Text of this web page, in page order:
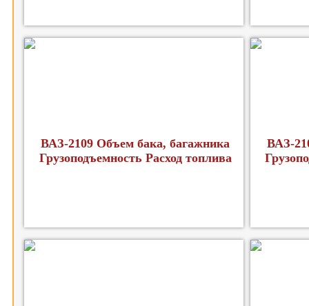
ВАЗ-2109 Объем бака, багажника
Грузоподъемность Расход топлива
ВАЗ-